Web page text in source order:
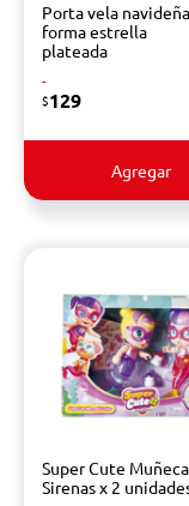
Porta vela navideña
forma estrella
plateada
-
$129
Agregar
Super Cute
Sirenas x 2